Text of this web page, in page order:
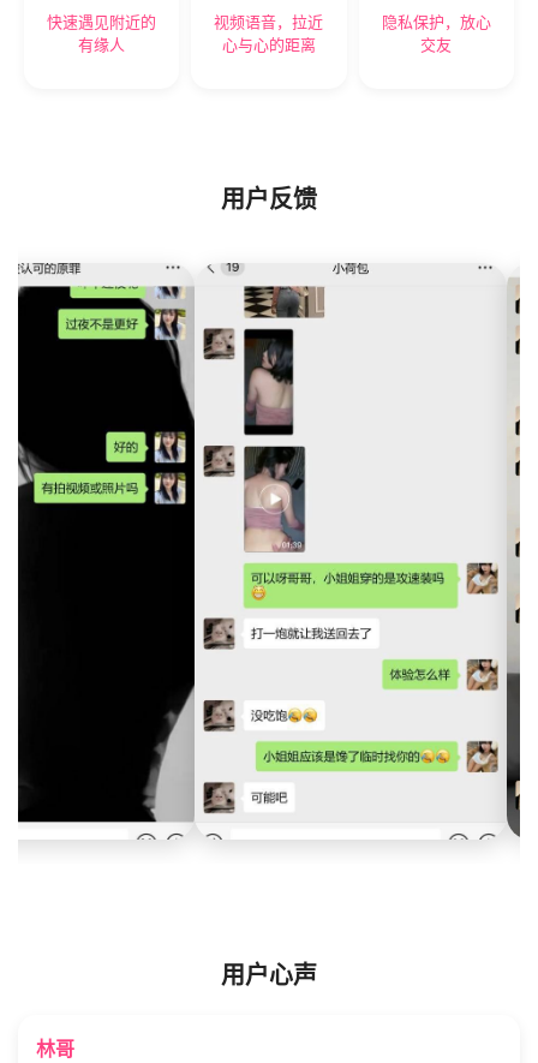
快速遇见附近的
有缘人
视频语音，拉近
心与心的距离
隐私保护，放心
交友
用户反馈
用户心声
林哥